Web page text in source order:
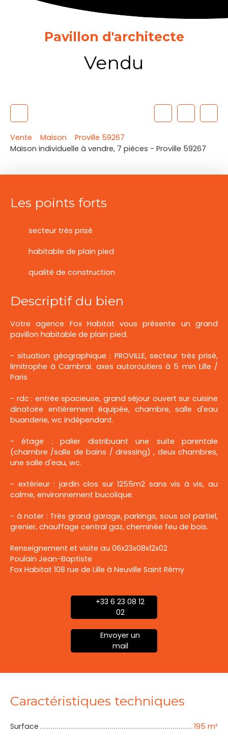
Pavillon d'architecte
Vendu
Vente Maison
Proville 59267
Maison individuelle à vendre, 7 pièces - Proville 59267
Les points forts
secteur très prisé
habitable de plain pied
qualité de construction
Descriptif du bien
Votre agence Fox Habitat vous présente un grand
pavillon habitable de plain pied.
- situation géographique : PROVILLE, secteur très prisé,
limitrophe à Cambrai. axes autoroutiers à 5 min Lille /
Paris
- rdc : entrée spacieuse, grand séjour ouvert sur cuisine
dinatoire entièrement équipée, chambre, salle d'eau
buanderie, wc indépendant.
- étage : palier distribuant une suite parentale
(chambre /salle de bains / dressing) , deux chambres,
une salle d'eau, wc.
- extérieur : jardin clos sur 1255m2 sans vis à vis, au
calme, environnement bucolique.
- à noter : Très grand garage, parkings, sous sol partiel,
grenier, chauffage central gaz, cheminée feu de bois.
Renseignement et visite au 06x23x08x12x02
Poulain Jean-Baptiste
Fox Habitat 108 rue de Lille à Neuville Saint Rémy
+33 6 23 08 12
02
Envoyer un
mail
Caractéristiques techniques
Surface 195 m²